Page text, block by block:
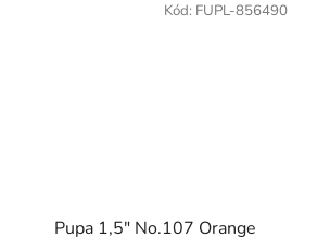
Pupa 1,5" No.107 Orange
Kód: FUPL-856490